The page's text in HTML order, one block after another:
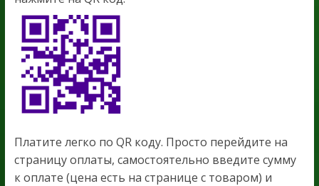
Платите легко по QR коду. Просто перейдите на
страницу оплаты, самостоятельно введите сумму
к оплате (цена есть на странице с товаром) и